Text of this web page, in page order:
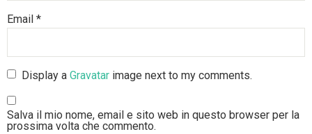
Email *
Display aGravatar image next to my comments.
Salva il mio nome, email e sito web in questo browser per la
prossima volta che commento.